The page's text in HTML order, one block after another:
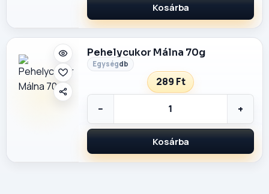
Kosárba
Pehelycukor Málna 70g
db
289 Ft
− +
Kosárba